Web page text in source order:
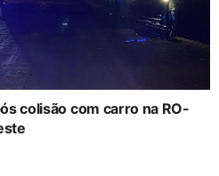
colisão com carro na RO-